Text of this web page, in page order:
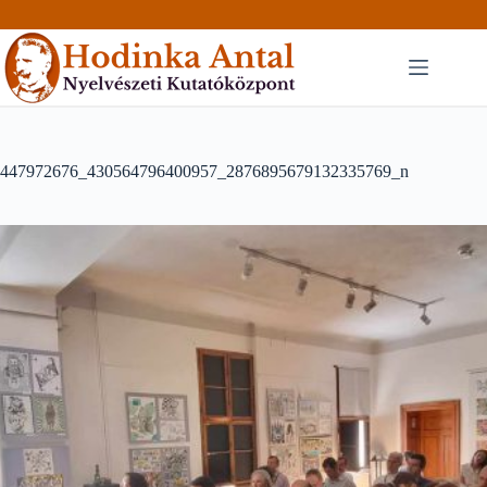
to
content
447972676_430564796400957_2876895679132335769_n